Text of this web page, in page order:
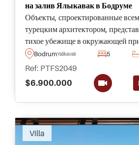
на залив Ялыкавак в Бодруме
Объекты, спроектированные
турецким архитектором,
тихое убежище в окружающей
полностью приватного образа
также великолепный вид на залив
BodrumYalikavak 5
Ref: PTFS2049
$6.900.000
Villa